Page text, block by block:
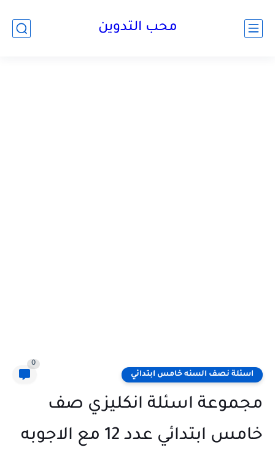
محب التدوين
اسئلة نصف السنه خامس ابتدائي
0
مجموعة اسئلة انكليزي صف
خامس ابتدائي عدد 12 مع الاجوبه